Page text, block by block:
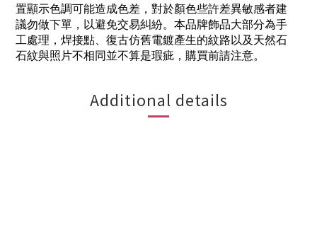
置顯示色調可能造成色差，對於顏色些許差異敏感者建
議勿做下單，以避免交易糾紛。本品牌飾品大部分為手
工處理，焊接點、復古仿舊電鍍產生的紋路以及天然石
石紋與照片不相同並不算是瑕疵，購買前請注意。
Additional details